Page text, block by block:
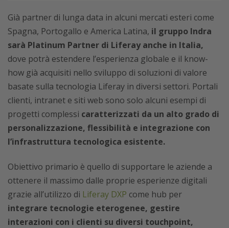
Già partner di lunga data in alcuni mercati esteri come
Spagna, Portogallo e America Latina, il gruppo Indra
sarà Platinum Partner di Liferay anche in Italia,
dove potrà estendere l’esperienza globale e il know-
how già acquisiti nello sviluppo di soluzioni di valore
basate sulla tecnologia Liferay in diversi settori. Portali
clienti, intranet e siti web sono solo alcuni esempi di
progetti complessi caratterizzati da un alto grado di
personalizzazione, flessibilità e integrazione con
l’infrastruttura tecnologica esistente.
Obiettivo primario è quello di supportare le aziende a
ottenere il massimo dalle proprie esperienze digitali
grazie all’utilizzo di Liferay DXP come hub per
integrare tecnologie eterogenee, gestire
interazioni con i clienti su diversi touchpoint,